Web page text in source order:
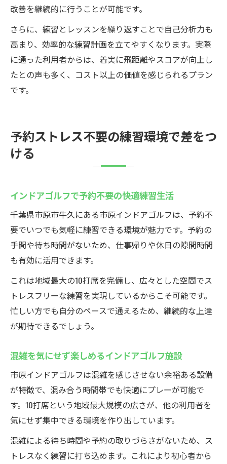
改善を継続的に行うことが可能です。
さらに、練習とレッスンを繰り返すことで自己分析力も
高まり、効率的な練習計画を立てやすくなります。実際
に通った利用者からは、着実に飛距離やスコアが向上し
たとの声も多く、コスト以上の価値を感じられるプラン
です。
予約ストレス不要の練習環境で差をつ
ける
インドアゴルフで予約不要の快適練習生活
千葉県市原市牛久にある市原インドアゴルフは、予約不
要でいつでも気軽に練習できる環境が魅力です。予約の
手間や待ち時間がないため、仕事帰りや休日の隙間時間
も有効に活用できます。
これは地域最大の10打席を完備し、広々とした空間でス
トレスフリーな練習を実現しているからこそ可能です。
忙しい方でも自分のペースで通えるため、継続的な上達
が期待できるでしょう。
混雑を気にせず楽しめるインドアゴルフ施設
市原インドアゴルフは混雑を感じさせない余裕ある設備
が特徴で、混み合う時間帯でも快適にプレーが可能で
す。10打席という地域最大規模の広さが、他の利用者を
気にせず集中できる環境を作り出しています。
混雑による待ち時間や予約の取りづらさがないため、ス
トレスなく練習に打ち込めます。これにより初心者から